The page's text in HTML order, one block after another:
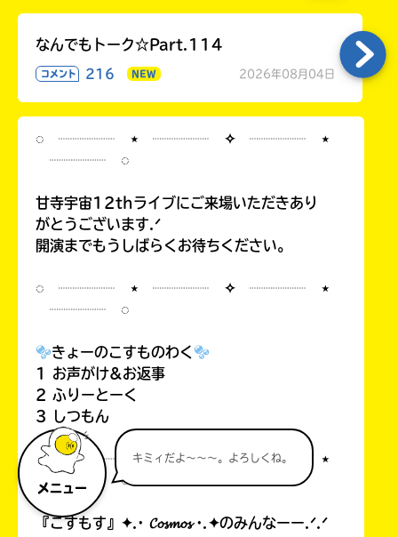
メニュー
キミィだよ～～～。よろしくね。
なんでもトーク☆Part.114
コメント 216 NEW 2026年08月04日
◌ ┈┈┈┈ ⋆ ┈┈┈┈ ✧ ┈┈┈┈ ⋆
┈┈┈┈ ◌
甘寺宇宙12thライブにご来場いただきあり
がとうございます.ᐟ
開演までもうしばらくお待ちください。
◌ ┈┈┈┈ ⋆ ┈┈┈┈ ✧ ┈┈┈┈ ⋆
┈┈┈┈ ◌
きょーのこすものわく
1 お声がけ&お返事
2 ふりーとーく
3 しつもん
◌ ┈┈┈┈ ⋆ ┈┈┈┈ ✧ ┈┈┈┈ ⋆
┈┈┈┈ ◌
『こすもす』✦.· 𝓒𝓸𝓼𝓶𝓸𝓼 ·.✦のみんなーー.ᐟ.ᐟ